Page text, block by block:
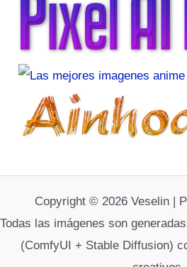
Copyright © 2026 Veselin |
Todas las imágenes son
(ComfyUI + Stable Diffusion)